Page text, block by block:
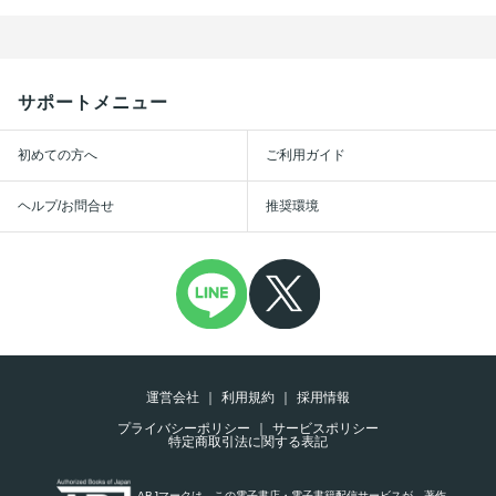
サポートメニュー
初めての方へ ご利用ガイド
ヘルプ/お問合せ 推奨環境
運営会社 利用規約
採用情報
プライバシーポリシー
サービスポリシー
特定商取引法に関する表記